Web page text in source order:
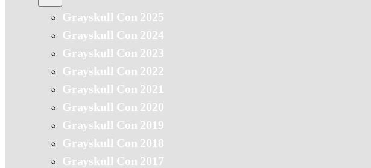
Grayskull Con 2025
Grayskull Con 2024
Grayskull Con 2023
Grayskull Con 2022
Grayskull Con 2021
Grayskull Con 2020
Grayskull Con 2019
Grayskull Con 2018
Grayskull Con 2017